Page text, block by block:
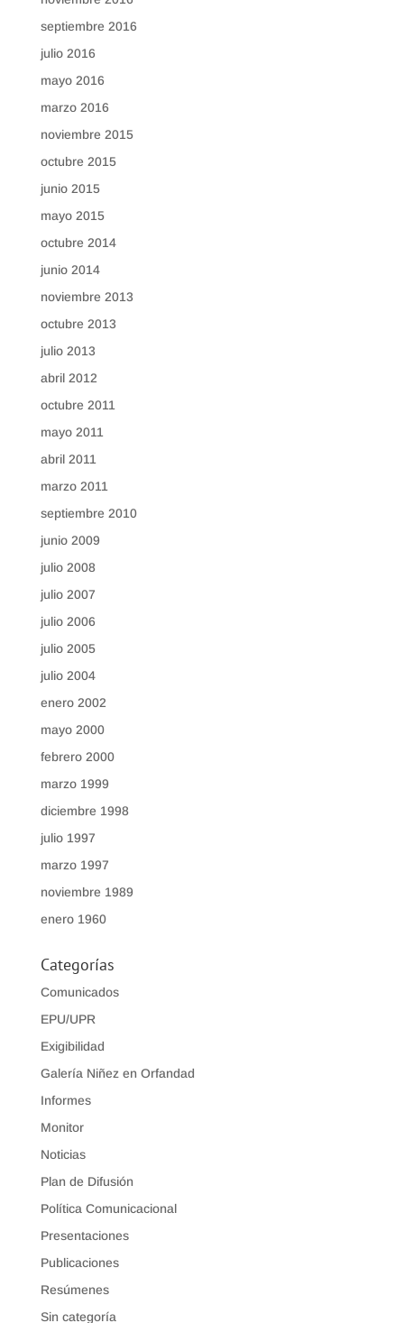
septiembre 2016
julio 2016
mayo 2016
marzo 2016
noviembre 2015
octubre 2015
junio 2015
mayo 2015
octubre 2014
junio 2014
noviembre 2013
octubre 2013
julio 2013
abril 2012
octubre 2011
mayo 2011
abril 2011
marzo 2011
septiembre 2010
junio 2009
julio 2008
julio 2007
julio 2006
julio 2005
julio 2004
enero 2002
mayo 2000
febrero 2000
marzo 1999
diciembre 1998
julio 1997
marzo 1997
noviembre 1989
enero 1960
Categorías
Comunicados
EPU/UPR
Exigibilidad
Galería Niñez en Orfandad
Informes
Monitor
Noticias
Plan de Difusión
Política Comunicacional
Presentaciones
Publicaciones
Resúmenes
Sin categoría